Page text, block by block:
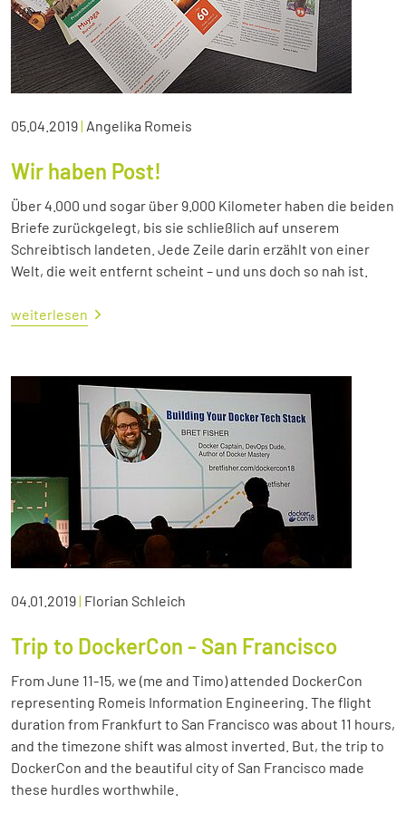
05.04.2019| Angelika Romeis
Wir haben Post!
Über 4.000 und sogar über 9.000 Kilometer haben die beiden
Briefe zurückgelegt, bis sie schließlich auf unserem
Schreibtisch landeten. Jede Zeile darin erzählt von einer
Welt, die weit entfernt scheint – und uns doch so nah ist.
weiterlesen
04.01.2019| Florian Schleich
Trip to DockerCon - San Francisco
From June 11-15, we (me and Timo) attended DockerCon
representing Romeis Information Engineering. The flight
duration from Frankfurt to San Francisco was about 11 hours,
and the timezone shift was almost inverted. But, the trip to
DockerCon and the beautiful city of San Francisco made
these hurdles worthwhile.